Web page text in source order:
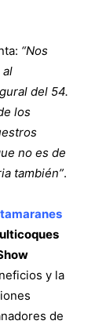
“Nos
al
del 54.
los
no es de
también”.
y la
de